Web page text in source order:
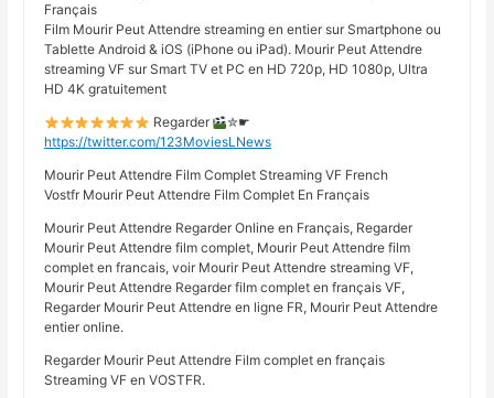
Français
Film Mourir Peut Attendre streaming en entier sur Smartphone ou
Tablette Android & iOS (iPhone ou iPad). Mourir Peut Attendre
streaming VF sur Smart TV et PC en HD 720p, HD 1080p, Ultra
HD 4K gratuitement
Regarder
✮☛
https://twitter.com/123MoviesLNews
Mourir Peut Attendre Film Complet Streaming VF French
Vostfr Mourir Peut Attendre Film Complet En Français
Mourir Peut Attendre Regarder Online en Français, Regarder
Mourir Peut Attendre film complet, Mourir Peut Attendre film
complet en francais, voir Mourir Peut Attendre streaming VF,
Mourir Peut Attendre Regarder film complet en français VF,
Regarder Mourir Peut Attendre en ligne FR, Mourir Peut Attendre
entier online.
Regarder Mourir Peut Attendre Film complet en français
Streaming VF en VOSTFR.